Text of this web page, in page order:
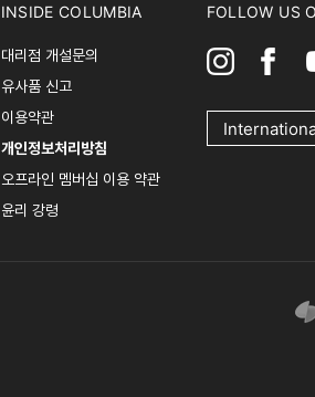
INSIDE COLUMBIA
대리점 개설문의
유사품 신고
이용약관
개인정보처리방침
오프라인 멤버십 이용 약관
윤리 강령
FOLLOW US